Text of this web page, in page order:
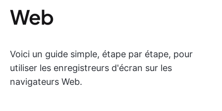
Web
Voici un guide simple, étape par étape, pour
utiliser les enregistreurs d'écran sur les
navigateurs Web.